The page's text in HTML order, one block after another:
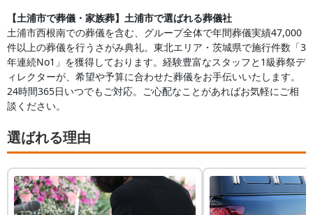
【土浦市で葬儀・家族葬】土浦市で選ばれる葬儀社
土浦市西根南での葬儀を含む、グループ全体で年間葬儀実績47,000
件以上の葬儀を行うさがみ典礼。東北エリア・茨城県で施行件数「3
年連続No1」を獲得しております。経験豊富なスタッフと1級葬祭デ
ィレクターが、希望や予算に合わせた葬儀をお手伝いいたします。
24時間365日いつでもご対応。ご心配なことがあればお気軽にご相
談ください。
選ばれる理由